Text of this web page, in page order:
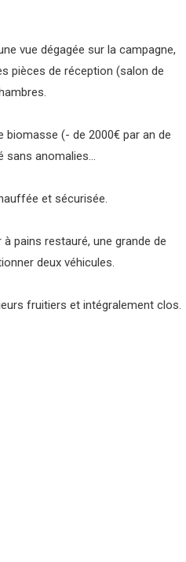
vue dégagée sur la campagne,
pièces de réception (salon de
biomasse (- de 2000€ par an de
anomalies...
et sécurisée.
pains restauré, une grande de
deux véhicules.
fruitiers et intégralement clos.